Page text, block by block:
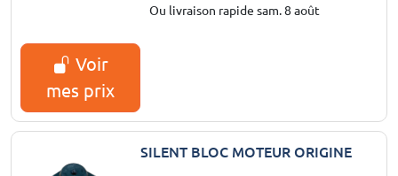
Ou livraison rapide sam. 8 août
Voir
mes prix
SILENT BLOC MOTEUR ORIGINE